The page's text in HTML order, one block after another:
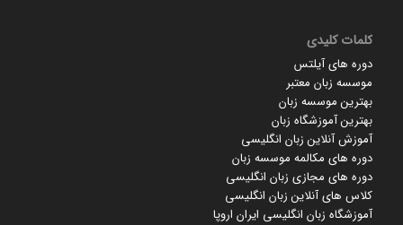
کلمات کلیدی
دوره های آیلتس
موسسه زبان معتبر
بهترین موسسه زبان
بهترین آموزشگاه زبان
آموزش آنلاین زبان انگلیسی
دوره های مکالمه موسسه زبان
دوره های مجازی زبان انگلیسی
کلاس های آنلاین زبان انگلیسی
آموزشگاه زبان انگلیسی ایران اروپا